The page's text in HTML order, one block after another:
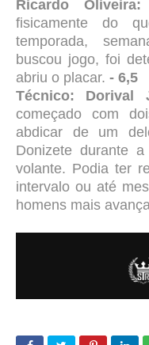
Ricardo Oliveira:
fisicamente do
temporada,
buscou jogo, foi
abriu o placar. - 6,5
Técnico: Dorival
começado com
abdicar de um
Donizete durante
volante. Podia ter
intervalo ou até
homens mais